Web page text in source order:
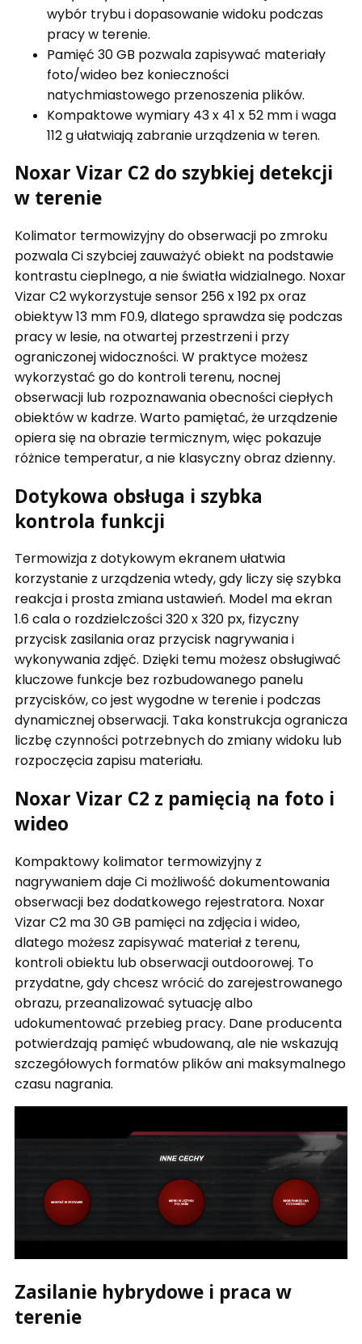
wybór trybu i dopasowanie widoku podczas
pracy w terenie.
Pamięć 30 GB pozwala zapisywać materiały
foto/wideo bez konieczności
natychmiastowego przenoszenia plików.
Kompaktowe wymiary 43 x 41 x 52 mm i waga
112 g ułatwiają zabranie urządzenia w teren.
Noxar Vizar C2 do szybkiej detekcji
w terenie
Kolimator termowizyjny do obserwacji po zmroku
pozwala Ci szybciej zauważyć obiekt na podstawie
kontrastu cieplnego, a nie światła widzialnego. Noxar
Vizar C2 wykorzystuje sensor 256 x 192 px oraz
obiektyw 13 mm F0.9, dlatego sprawdza się podczas
pracy w lesie, na otwartej przestrzeni i przy
ograniczonej widoczności. W praktyce możesz
wykorzystać go do kontroli terenu, nocnej
obserwacji lub rozpoznawania obecności ciepłych
obiektów w kadrze. Warto pamiętać, że urządzenie
opiera się na obrazie termicznym, więc pokazuje
różnice temperatur, a nie klasyczny obraz dzienny.
Dotykowa obsługa i szybka
kontrola funkcji
Termowizja z dotykowym ekranem ułatwia
korzystanie z urządzenia wtedy, gdy liczy się szybka
reakcja i prosta zmiana ustawień. Model ma ekran
1.6 cala o rozdzielczości 320 x 320 px, fizyczny
przycisk zasilania oraz przycisk nagrywania i
wykonywania zdjęć. Dzięki temu możesz obsługiwać
kluczowe funkcje bez rozbudowanego panelu
przycisków, co jest wygodne w terenie i podczas
dynamicznej obserwacji. Taka konstrukcja ogranicza
liczbę czynności potrzebnych do zmiany widoku lub
rozpoczęcia zapisu materiału.
Noxar Vizar C2 z pamięcią na foto i
wideo
Kompaktowy kolimator termowizyjny z
nagrywaniem daje Ci możliwość dokumentowania
obserwacji bez dodatkowego rejestratora. Noxar
Vizar C2 ma 30 GB pamięci na zdjęcia i wideo,
dlatego możesz zapisywać materiał z terenu,
kontroli obiektu lub obserwacji outdoorowej. To
przydatne, gdy chcesz wrócić do zarejestrowanego
obrazu, przeanalizować sytuację albo
udokumentować przebieg pracy. Dane producenta
potwierdzają pamięć wbudowaną, ale nie wskazują
szczegółowych formatów plików ani maksymalnego
czasu nagrania.
Zasilanie hybrydowe i praca w
terenie